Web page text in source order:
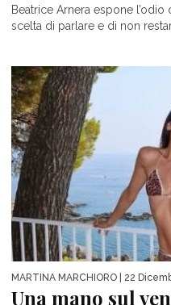
Beatrice Arnera espone
scelta di parlare e di non
MARTINA MARCHIORO | 22
Una mano sul